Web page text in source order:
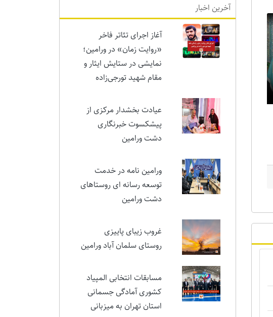
آخرین اخبار
آغاز اجرای تئاتر فاخر
«روایت زمان» در ورامین؛
مقام شهید تورجی‌زاده
عیادت بخشدار مرکزی از
دشت ورامین
ورامین نامه در خدمت
دشت ورامین
روستای سلمان آباد ورامین
مسابقات انتخابی المپیاد